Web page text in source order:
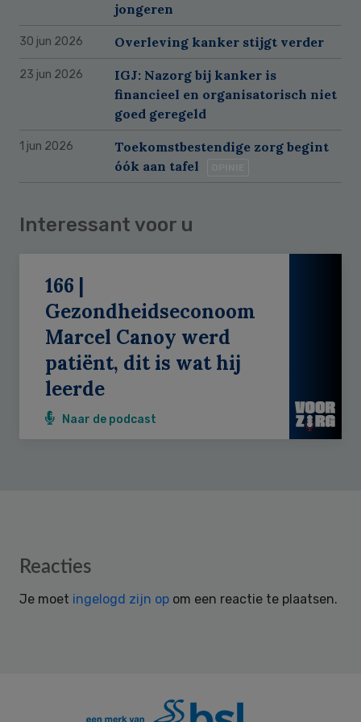
jongeren
30 jun 2026 Overleving kanker stijgt verder
23 jun 2026
IGJ: Nazorg bij kanker is
financieel en organisatorisch niet
goed geregeld
1 jun 2026
Toekomstbestendige zorg begint
óók aan tafel
Interessant voor u
166 |
Gezondheidseconoom
Marcel Canoy werd
patiënt, dit is wat hij
leerde
Naar de podcast
Reader
Reacties
Je moet ingelogd zijn op om een reactie te plaatsen.